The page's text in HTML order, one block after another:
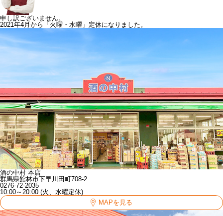
申し訳ございません。
2021年4月から「火曜・水曜」定休になりました。
酒の中村 本店
群馬県館林市下早川田町708-2
0276-72-2035
10:00～20:00 (火、水曜定休)
MAPを見る